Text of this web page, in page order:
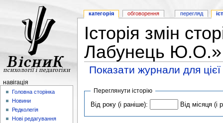
Історія змін
Лабунець Ю.О.»
Показати журнали для цієї
Переглянути історію
Від року (і раніше): Від місяця (і
категорія обговорення перегляд
навігація
Головна сторінка
Новини
Редколегія
Нові редагування